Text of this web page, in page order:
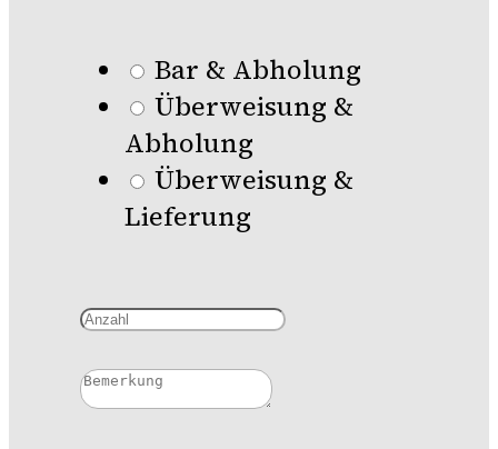
Bar & Abholung
Überweisung &
Abholung
Überweisung &
Lieferung